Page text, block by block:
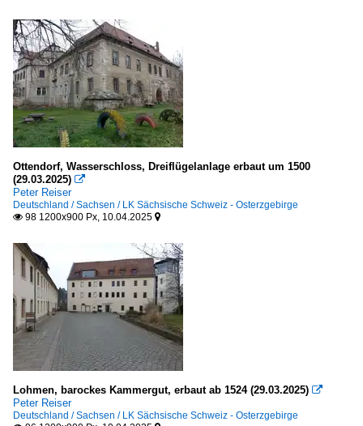
Ottendorf, Wasserschloss, Dreiflügelanlage erbaut um 1500
(29.03.2025) 
Peter Reiser
Deutschland / Sachsen / LK Sächsische Schweiz - Osterzgebirge
 98 1200x900 Px, 10.04.2025 
Lohmen, barockes Kammergut, erbaut ab 1524 (29.03.2025) 
Peter Reiser
Deutschland / Sachsen / LK Sächsische Schweiz - Osterzgebirge